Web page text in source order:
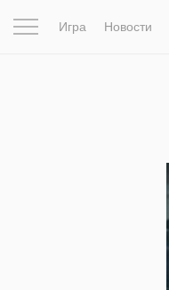
Игра Новости